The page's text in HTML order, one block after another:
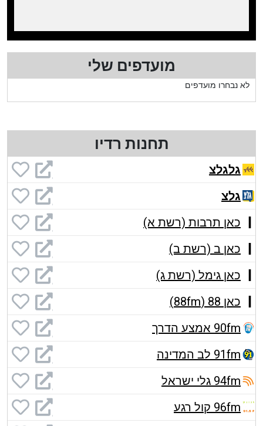
מועדפים שלי
לא נבחרו מועדפים
תחנות רדיו
גלגלצ
גלצ
כאן תרבות (רשת א)
כאן ב (רשת ב)
כאן גימל (רשת ג)
כאן 88 (88fm)
90fm אמצע הדרך
91fm לב המדינה
94fm גלי ישראל
96fm קול רגע